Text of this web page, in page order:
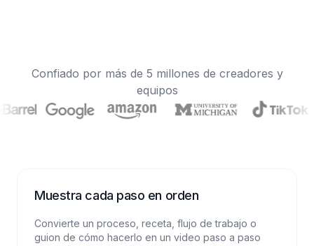
Confiado por más de 5 millones de creadores y
equipos
Muestra cada paso en orden
Convierte un proceso, receta, flujo de trabajo o
guion de cómo hacerlo en un video paso a paso